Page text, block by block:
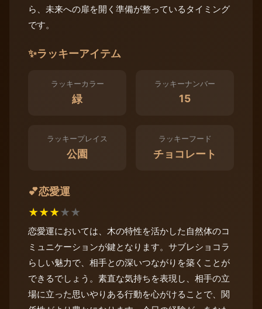
ら、未来への扉を開く準備が整っているタイミング
です。
✨ラッキーアイテム
ラッキーカラー
緑
ラッキーナンバー
15
ラッキープレイス
公園
ラッキーフード
チョコレート
💕恋愛運
★★★★★
恋愛運においては、木の特性を活かした自然体のコ
ミュニケーションが鍵となります。サブレショコラ
らしい魅力で、相手との深いつながりを築くことが
できるでしょう。素直な気持ちを表現し、相手の立
場に立った思いやりある行動を心がけることで、関